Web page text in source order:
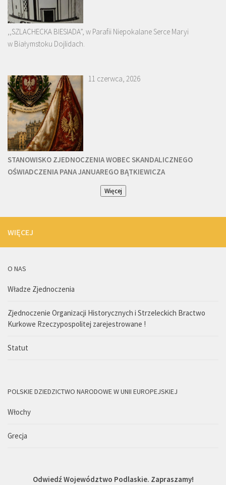
,,SZLACHECKA BIESIADA”, w Parafii Niepokalane Serce Maryi
w Białymstoku Dojlidach.
11 czerwca, 2026
STANOWISKO ZJEDNOCZENIA WOBEC SKANDALICZNEGO
OŚWIADCZENIA PANA JANUAREGO BĄTKIEWICZA
Więcej
WIĘCEJ
O NAS
Władze Zjednoczenia
Zjednoczenie Organizacji Historycznych i Strzeleckich Bractwo
Kurkowe Rzeczypospolitej zarejestrowane !
Statut
POLSKIE DZIEDZICTWO NARODOWE W UNII EUROPEJSKIEJ
Włochy
Grecja
Odwiedź Województwo Podlaskie. Zapraszamy!